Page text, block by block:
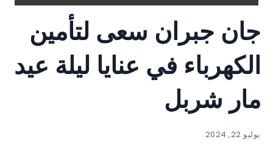
جان جبران سعى لتأمين
الكهرباء في عنايا ليلة عيد
مار شربل
يوليو 22, 2024